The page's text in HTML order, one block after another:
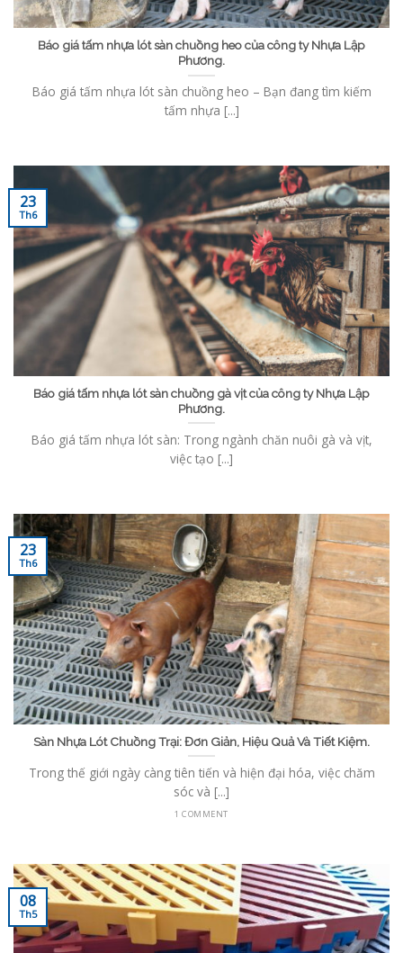
Báo giá tấm nhựa lót sàn chuồng heo của công ty Nhựa Lập
Phương.
Báo giá tấm nhựa lót sàn chuồng heo – Bạn đang tìm kiếm
tấm nhựa [...]
Báo giá tấm nhựa lót sàn chuồng gà vịt của công ty Nhựa Lập
Phương.
Báo giá tấm nhựa lót sàn: Trong ngành chăn nuôi gà và vịt,
việc tạo [...]
23
Th6
Sàn Nhựa Lót Chuồng Trại: Đơn Giản, Hiệu Quả Và Tiết Kiệm.
Trong thế giới ngày càng tiên tiến và hiện đại hóa, việc chăm
sóc và [...]
1 COMMENT
23
Th6
08
Th5